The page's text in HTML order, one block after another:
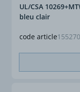
code article
UL/CSA
bleu clair